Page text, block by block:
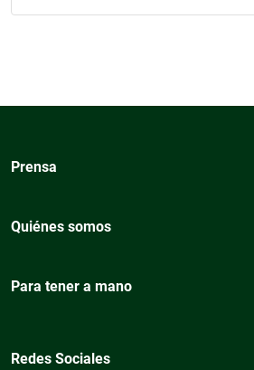
Prensa
Quiénes somos
Para tener a mano
Redes Sociales